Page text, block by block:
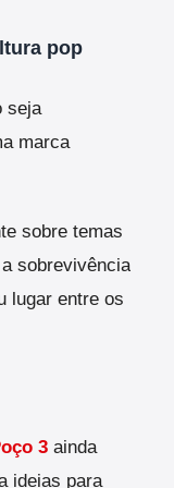
pop
seja
marca
sobre temas
sobrevivência
lugar entre os
3 ainda
ideias para